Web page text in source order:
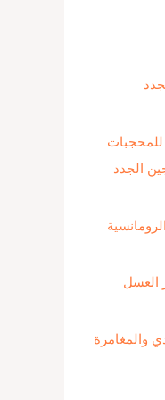
للمحجبات
الجدد
العسل
والمغامرة